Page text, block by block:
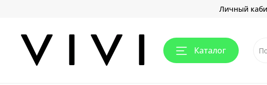
Личный
Каталог